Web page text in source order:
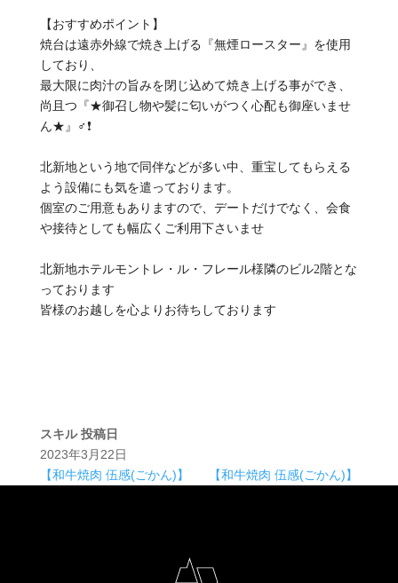
【おすすめポイント】
焼台は遠赤外線で焼き上げる『無煙ロースター』を使用
しており、
最大限に肉汁の旨みを閉じ込めて焼き上げる事ができ、
尚且つ『★御召し物や髪に匂いがつく心配も御座いませ
ん★』‍♂️❗
北新地という地で同伴などが多い中、重宝してもらえる
よう設備にも気を遣っております。
個室のご用意もありますので、デートだけでなく、会食
や接待としても幅広くご利用下さいませ
北新地ホテルモントレ・ル・フレール様隣のビル2階とな
っております
皆様のお越しを心よりお待ちしております
スキル 投稿日
2023年3月22日
【和牛焼肉 伍感(ごかん)】
【和牛焼肉 伍感(ごかん)】